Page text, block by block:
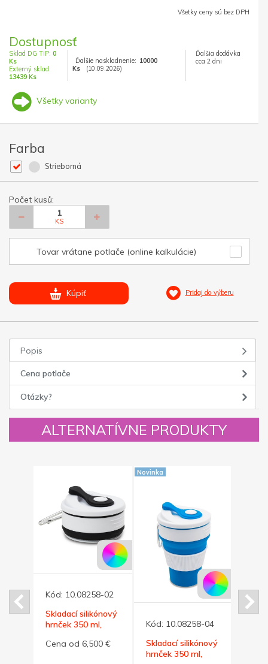
Všetky ceny sú bez DPH
Dostupnosť
Sklad DG TIP: 0
Ks
Externý sklad:
13439 Ks
Ďalšie naskladnenie: 10000
Ks
(10.09.2026)
Ďalšia dodávka
cca 2 dni
Všetky varianty
Farba
Strieborná
Počet kusů:
KS
Tovar vrátane potlače (online kalkulácie)
Kúpiť Pridaj do výberu
Popis
Cena potlače
Otázky?
ALTERNATÍVNE PRODUKTY
Kód: 10.08258-02
Skladací silikónový
hrnček 350 ml,
Cena od 6,500 €
Novinka
Kód: 10.08258-04
Skladací silikónový
hrnček 350 ml,
Kód: